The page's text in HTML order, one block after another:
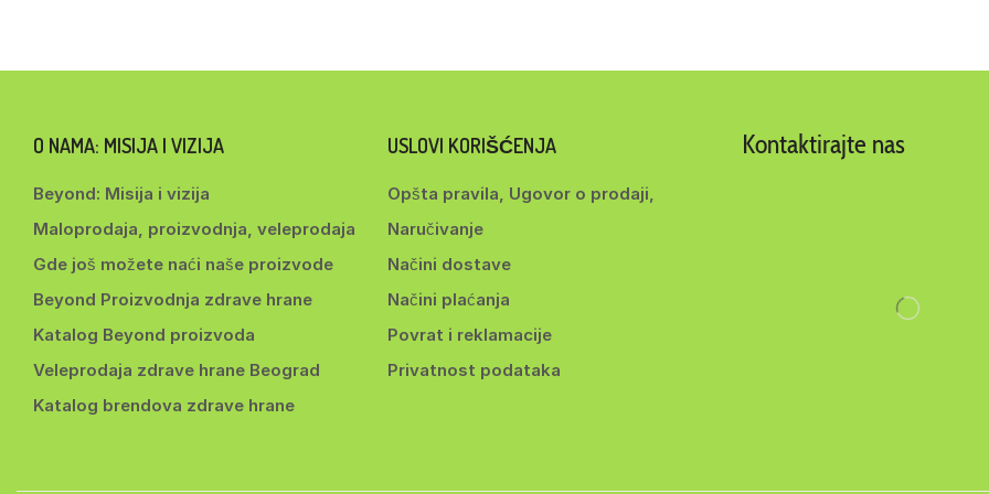
O NAMA: MISIJA I VIZIJA
Beyond: Misija i vizija
Maloprodaja, proizvodnja, veleprodaja
Gde još možete naći naše proizvode
Beyond Proizvodnja zdrave hrane
Katalog Beyond proizvoda
Veleprodaja zdrave hrane Beograd
Katalog brendova zdrave hrane
USLOVI KORIŠĆENJA
Opšta pravila, Ugovor o prodaji,
Naručivanje
Načini dostave
Načini plaćanja
Povrat i reklamacije
Privatnost podataka
Kontaktirajte nas